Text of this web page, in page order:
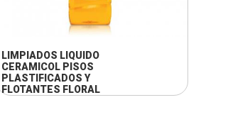
+ INFO
LIMPIADOS LIQUIDO
CERAMICOL PISOS
PLASTIFICADOS Y
FLOTANTES FLORAL